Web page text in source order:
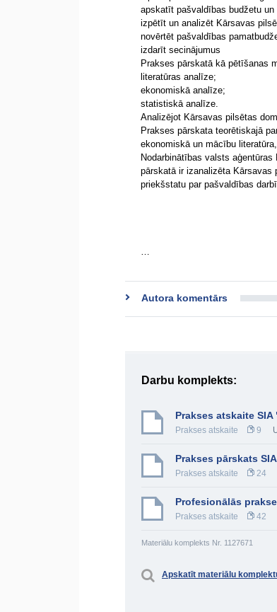
apskatīt pašvaldības budžetu
izpētīt un analizēt Kārsavas
novērtēt pašvaldības
izdarīt secinājumus
Prakses pārskatā kā pētīšanas
literatūras analīze;
ekonomiskā analīze;
statistiskā analīze.
Analizējot Kārsavas pilsētas
Prakses pārskata teorētiskajā
ekonomiskā un mācību
Nodarbinātības valsts
pārskatā ir izanalizēta
priekšstatu par pašvaldības
…
Autora komentārs
Darbu komplekts:
Prakses atskaite
Prakses atskaite 9
Prakses pārskats
Prakses atskaite 24
Profesionālās
Prakses atskaite 42
Materiālu komplekts Nr. 1127671
Apskatīt materiālu